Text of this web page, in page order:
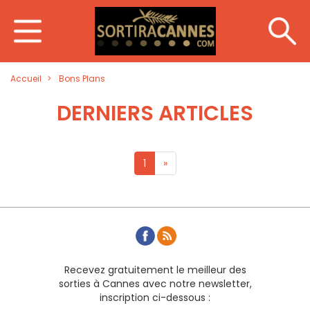
Accueil Bons Plans
DERNIERS ARTICLES
1 »
Recevez gratuitement le meilleur des
sorties à Cannes avec notre newsletter,
inscription ci-dessous :